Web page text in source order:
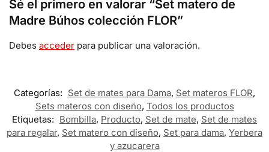
Sé el primero en valorar “Set matero de
Madre Búhos colección FLOR”
Debes acceder para publicar una valoración.
Categorías: Set de mates para Dama, Set materos FLOR,
Sets materos con diseño, Todos los productos
Etiquetas: Bombilla, Producto, Set de mate, Set de mates
para regalar, Set matero con diseño, Set para dama, Yerbera
y azucarera